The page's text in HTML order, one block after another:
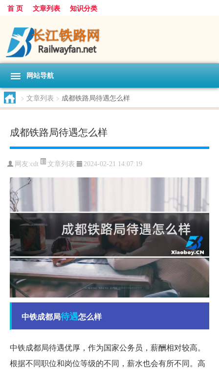
首 页 文章列表 知识分类
网站导航
> 文章列表 > 成都铁路局待遇怎么样
成都铁路局待遇怎么样
网友:cdt 文章列表 2024-02-21 14:07:19
中铁成都局待遇怎么样
中铁成都局待遇优厚，作为国家公务员，薪酬相对较高。
根据不同职位和岗位等级的不同，薪水也会有所不同。高